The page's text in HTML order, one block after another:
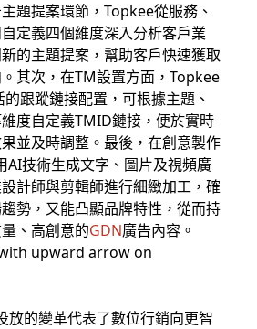
題提案環節，Topkee從服務、
定義四個維度深入分析客戶業
的主題提案，幫助客戶快速獲取
其次，在TM設置方面，Topkee
跟蹤鏈接配置，可根據主題、
度自定義TMID鏈接，便於實時
並及時調整。最後，在創意製作
AI技術生成文字、圖片及視頻廣
計師與剪輯師進行細緻加工，確
勢，又能凸顯品牌特性，從而持
、高創意的GDN廣告內容。
放的變革代表了數位行銷向更智